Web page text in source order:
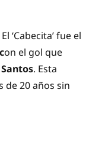
‘Cabecita’ fue el
on el gol que
Santos. Esta
de 20 años sin